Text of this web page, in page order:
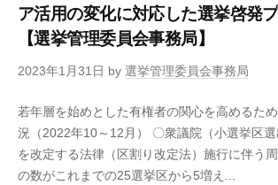
ア活用の変化に対応した選挙啓発
【選挙管理委員会事務局】
2023年1月31日 by 選挙管理委員会事務局
若年層を始めとした有権者の関心を高めるた
況（2022年10～12月） 〇衆議院（小選挙区
を改定する法律（区割り改定法）施行に伴う
の数がこれまでの25選挙区から5増え...